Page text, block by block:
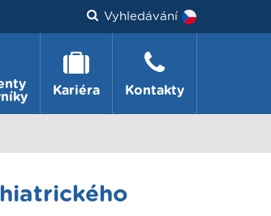
Vyhledávání
Kariéra Kontakty